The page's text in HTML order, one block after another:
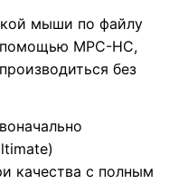
мыши по файлу
MPC-HC,
без
качества с полным